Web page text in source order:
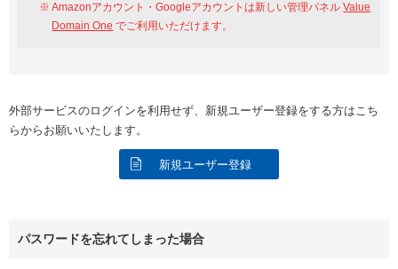
Amazonアカウント・Googleアカウントは新しい管理パネルValue
Domain One でご利用いただけます。
外部サービスのログインを利用せず、新規ユーザー登録をする方はこち
らからお願いいたします。
新規ユーザー登録
パスワードを忘れてしまった場合